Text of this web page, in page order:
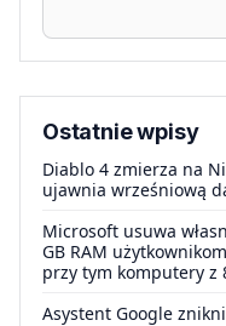
Ostatnie wpisy
Diablo 4 zmierza na
ujawnia wrześniową
Microsoft usuwa
GB RAM
przy tym komputery z
Asystent Google